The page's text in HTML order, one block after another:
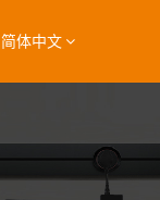
简体中文